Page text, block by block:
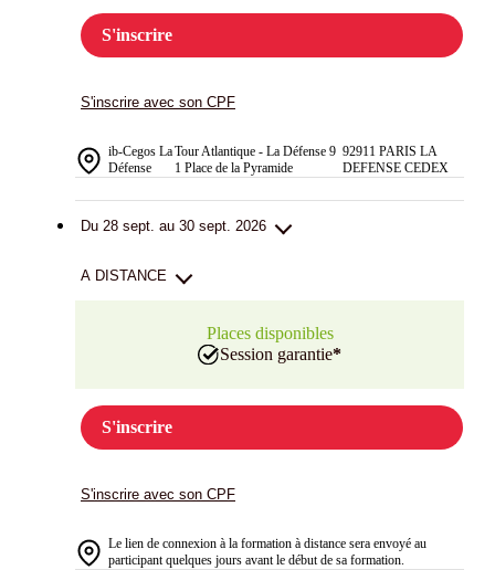
S'inscrire
S'inscrire avec son CPF
ib-Cegos La
Défense
Tour Atlantique - La Défense 9
1 Place de la Pyramide
92911 PARIS LA
DEFENSE CEDEX
Du 28 sept. au 30 sept. 2026
A DISTANCE
Places disponibles
Session garantie*
S'inscrire
S'inscrire avec son CPF
Le lien de connexion à la formation à distance sera envoyé au
participant quelques jours avant le début de sa formation.